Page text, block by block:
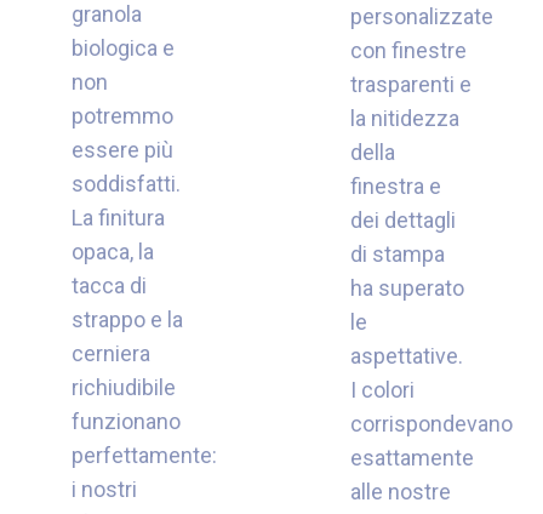
granola
biologica e
non
potremmo
essere più
soddisfatti.
La finitura
opaca, la
tacca di
strappo e la
cerniera
richiudibile
funzionano
perfettamente:
i nostri
personalizzate
con finestre
trasparenti e
la nitidezza
della
finestra e
dei dettagli
di stampa
ha superato
le
aspettative.
I colori
corrispondevano
esattamente
alle nostre